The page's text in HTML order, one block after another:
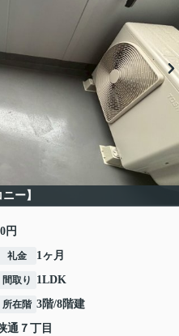
ニー】
円
礼金 1ヶ月
間取り 1LDK
所在階 3階/8階建
通 ７丁目